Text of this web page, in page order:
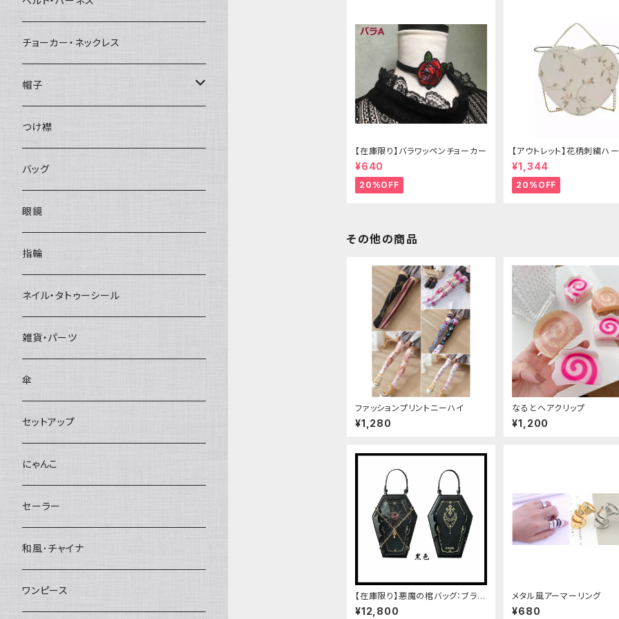
【在庫限り】バラワッペンチョーカー
¥640
20%OFF
【アウトレット】花柄刺繍ハ
グ
¥1,344
20%OFF
その他の商品
ファッションプリントニーハイ
¥1,280
なるとヘアクリップ
¥1,200
【在庫限り】悪魔の棺バッグ：ブラッ
ク
¥12,800
メタル風アーマーリング
¥680
チョーカー・ネックレス
帽子
ベレー帽
つけ襟
バッグ
眼鏡
指輪
ネイル・タトゥーシール
雑貨・パーツ
傘
セットアップ
にゃんこ
セーラー
和風･チャイナ
ワンピース